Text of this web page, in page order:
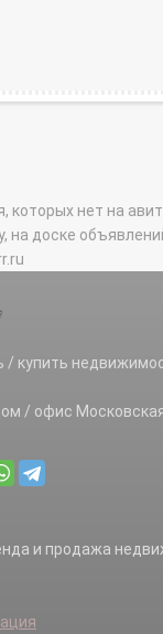
которых нет на
на доске
/ купить
/ офис